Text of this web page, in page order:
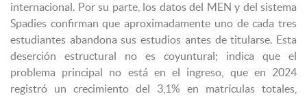
internacional. Por su parte, los datos del MEN y del sistema
Spadies confirman que aproximadamente uno de cada tres
estudiantes abandona sus estudios antes de titularse. Esta
deserción estructural no es coyuntural; indica que el
problema principal no está en el ingreso, que en 2024
registró un crecimiento del 3,1% en matrículas totales,